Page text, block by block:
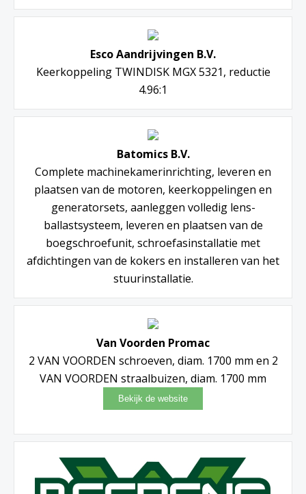
Esco Aandrijvingen B.V.
Keerkoppeling TWINDISK MGX 5321, reductie
4.96:1
Batomics B.V.
Complete machinekamerinrichting, leveren en
plaatsen van de motoren, keerkoppelingen en
generatorsets, aanleggen volledig lens-
ballastsysteem, leveren en plaatsen van de
boegschroefunit, schroefasinstallatie met
afdichtingen van de kokers en installeren van het
stuurinstallatie.
Van Voorden Promac
2 VAN VOORDEN schroeven, diam. 1700 mm en 2
VAN VOORDEN straalbuizen, diam. 1700 mm